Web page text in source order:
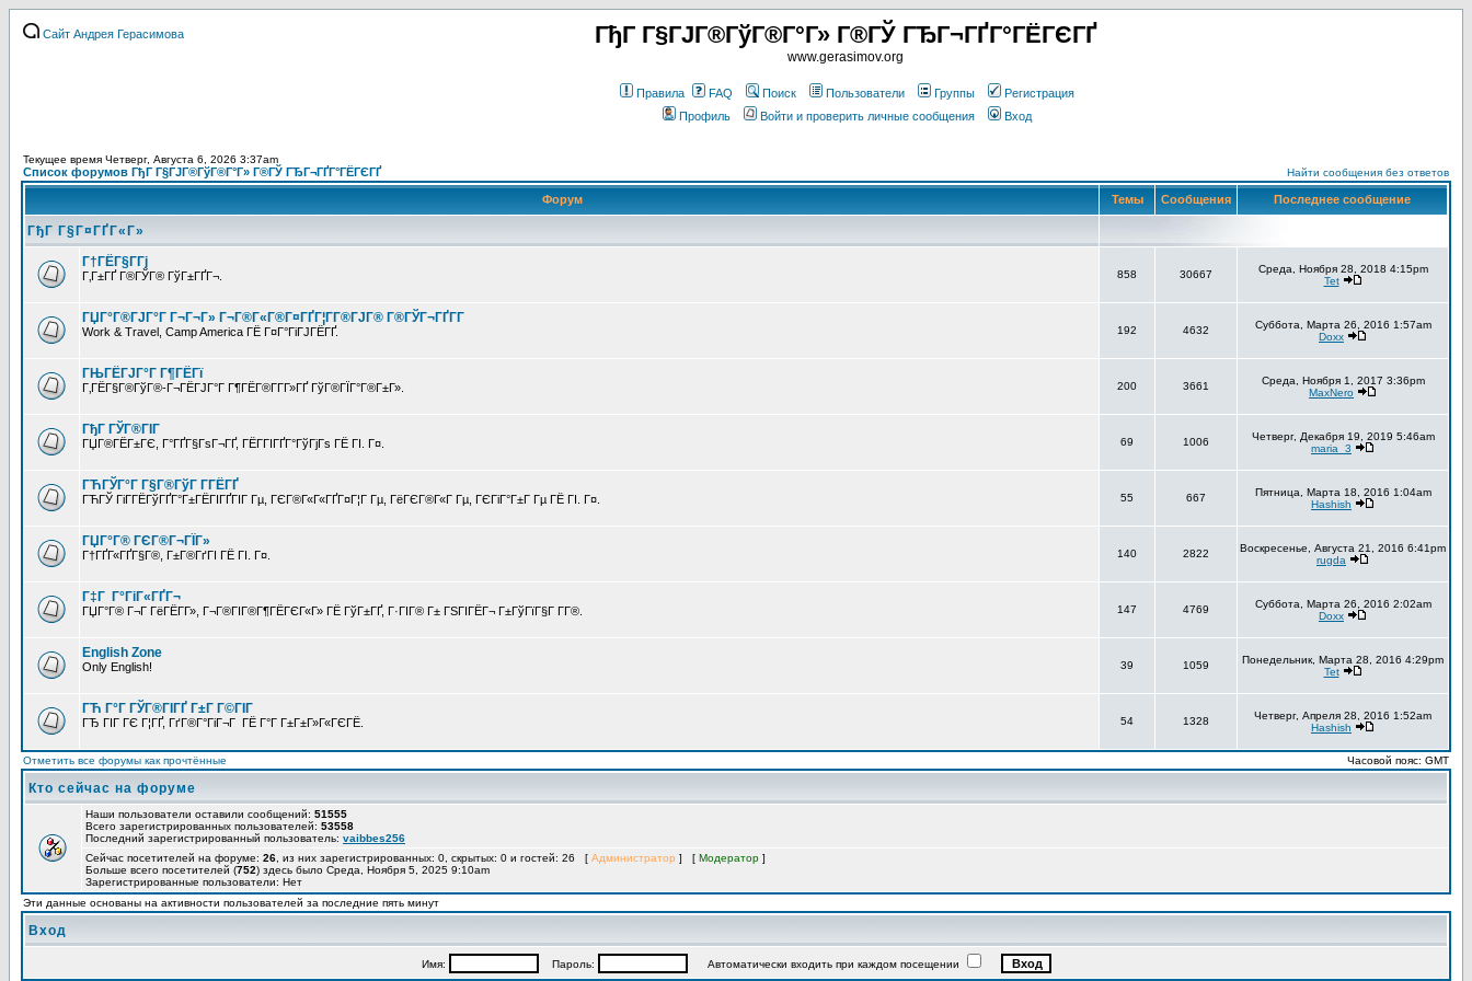
Сайт Андрея Герасимова ГђГ Г§ГЈГ®ГўГ®Г°Г» Г®ГЎ ГЂГ¬ГҐГ°ГЁГЄГҐ
www.gerasimov.org
Правила FAQ Поиск Пользователи Группы
Регистрация
Профиль
Войти и проверить личные сообщения Вход
Текущее время Четверг, Августа 6, 2026 3:37am
Список форумов ГђГ Г§ГЈГ®ГўГ®Г°Г» Г®ГЎ ГЂГ¬ГҐГ°ГЁГЄГҐ Найти сообщения без ответов
Форум Темы Сообщения Последнее сообщение
ГђГ Г§Г¤ГҐГ«Г»
Г†ГЁГ§Г­Гј
Г‚Г±ГҐ Г®ГЎГ® ГўГ±ГҐГ¬. 858 30667
Среда, Ноября 28, 2018 4:15pm
Tet
ГЏГ°Г®ГЈГ°Г Г¬Г¬Г» Г¬Г®Г«Г®Г¤ГҐГ¦Г­Г®ГЈГ® Г®ГЎГ¬ГҐГ­Г
Work & Travel, Camp America ГЁ Г¤Г°ГіГЈГЁГҐ. 192 4632
Суббота, Марта 26, 2016 1:57am
Doxx
ГЊГЁГЈГ°Г Г¶ГЁГї
Г‚ГЁГ§Г®ГўГ®-Г¬ГЁГЈГ°Г Г¶ГЁГ®Г­Г­Г»ГҐ ГўГ®ГЇГ°Г®Г±Г». 200 3661
Среда, Ноября 1, 2017 3:36pm
MaxNero
ГђГ ГЎГ®ГІГ
ГЏГ®ГЁГ±ГЄ, Г°ГҐГ§ГѕГ¬ГҐ, ГЁГ­ГІГҐГ°ГўГјГѕ ГЁ ГІ. Г¤. 69 1006
Четверг, Декабря 19, 2019 5:46am
maria_3
ГЋГЎГ°Г Г§Г®ГўГ Г­ГЁГҐ
ГЋГЎ ГіГ­ГЁГўГҐГ°Г±ГЁГІГҐГІГ Гµ, ГЄГ®Г«Г«ГҐГ¤Г¦Г Гµ, ГёГЄГ®Г«Г Гµ, ГЄГіГ°Г±Г Гµ ГЁ ГІ. Г¤. 55 667
Пятница, Марта 18, 2016 1:04am
Hashish
ГЏГ°Г® ГЄГ®Г¬ГЇГ»
Г†ГҐГ«ГҐГ§Г®, Г±Г®ГґГІ ГЁ ГІ. Г¤. 140 2822
Воскресенье, Августа 21, 2016 6:41pm
rugda
Г‡Г Г°ГіГ«ГҐГ¬
ГЏГ°Г® Г¬Г ГёГЁГ­Г», Г¬Г®ГІГ®Г¶ГЁГЄГ«Г» ГЁ ГўГ±ГҐ, Г·ГІГ® Г± ГЅГІГЁГ¬ Г±ГўГїГ§Г Г­Г®. 147 4769
Суббота, Марта 26, 2016 2:02am
Doxx
English Zone
Only English! 39 1059
Понедельник, Марта 28, 2016 4:29pm
Tet
ГЋ Г°Г ГЎГ®ГІГҐ Г±Г Г©ГІГ
ГЂ ГІГ ГЄ Г¦ГҐ, ГґГ®Г°ГіГ¬Г ГЁ Г°Г Г±Г±Г»Г«ГЄГЁ. 54 1328
Четверг, Апреля 28, 2016 1:52am
Hashish
Отметить все форумы как прочтённые Часовой пояс: GMT
Кто сейчас на форуме
Наши пользователи оставили сообщений: 51555
Всего зарегистрированных пользователей: 53558
Последний зарегистрированный пользователь: vaibbes256
Сейчас посетителей на форуме: 26 , из них зарегистрированных: 0, скрытых: 0 и гостей: 26 [ Администратор ] [ Модератор ]
Больше всего посетителей (752) здесь было Среда, Ноября 5, 2025 9:10am
Зарегистрированные пользователи: Нет
Эти данные основаны на активности пользователей за последние пять минут
Вход
Имя: Пароль: Автоматически входить при каждом посещении